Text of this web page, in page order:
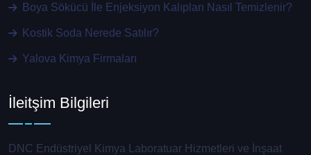
Boya Sökücü İle Enjeksiyon Kalıpları Nasıl Temizlenir?
Kostik Soda Nerede Satılır?
Yalova Kimya Firmaları
İleitşim Bilgileri
DNC Endüstriyel Kimya Laboratuar Hizmetleri ve İnşaat